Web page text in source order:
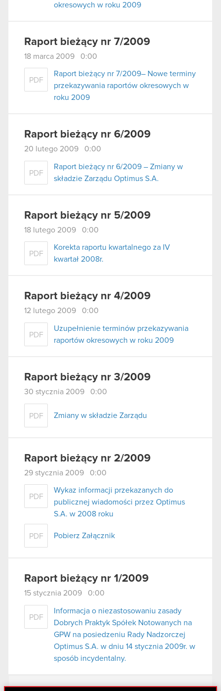
okresowych w roku 2009
Raport bieżący nr 7/2009
18 marca 2009 0:00
PDF
Raport bieżący nr 7/2009– Nowe terminy
przekazywania raportów okresowych w
roku 2009
Raport bieżący nr 6/2009
20 lutego 2009 0:00
PDF
Raport bieżący nr 6/2009 – Zmiany w
składzie Zarządu Optimus S.A.
Raport bieżący nr 5/2009
18 lutego 2009 0:00
PDF
Korekta raportu kwartalnego za IV
kwartał 2008r.
Raport bieżący nr 4/2009
12 lutego 2009 0:00
PDF
Uzupełnienie terminów przekazywania
raportów okresowych w roku 2009
Raport bieżący nr 3/2009
30 stycznia 2009 0:00
PDF Zmiany w składzie Zarządu
Raport bieżący nr 2/2009
29 stycznia 2009 0:00
PDF
Wykaz informacji przekazanych do
publicznej wiadomości przez Optimus
S.A. w 2008 roku
PDF Pobierz Załącznik
Raport bieżący nr 1/2009
15 stycznia 2009 0:00
PDF
Informacja o niezastosowaniu zasady
Dobrych Praktyk Spółek Notowanych na
GPW na posiedzeniu Rady Nadzorczej
Optimus S.A. w dniu 14 stycznia 2009r. w
sposób incydentalny.